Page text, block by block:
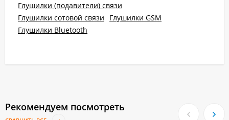
Глушилки (подавители) связи
Глушилки сотовой связи
Глушилки GSM
Глушилки Bluetooth
Рекомендуем посмотреть